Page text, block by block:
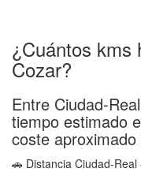
¿Cuántos kms
Cozar?
Entre Ciudad-
tiempo estimado
coste
🚗 Distancia Ciudad-Real